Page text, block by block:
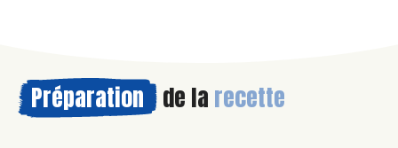
Préparation de la recette